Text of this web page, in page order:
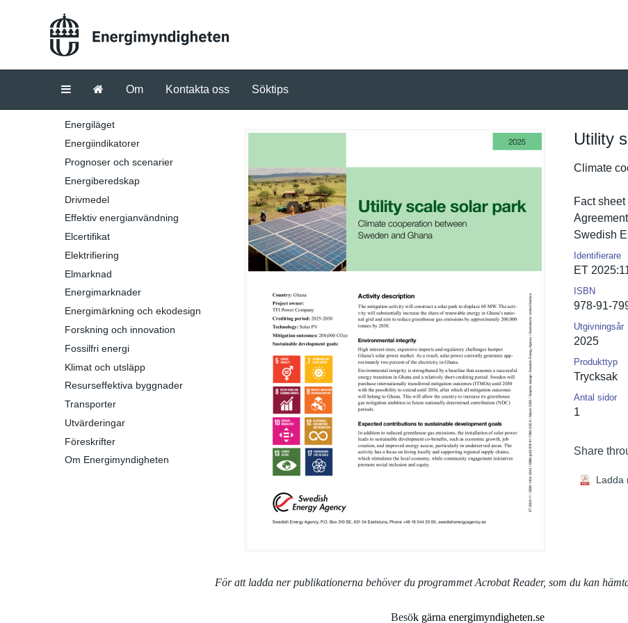
Om Kontakta oss Söktips
Energiläget
Energiindikatorer
Prognoser och scenarier
Energiberedskap
Drivmedel
Effektiv energianvändning
Elcertifikat
Elektrifiering
Elmarknad
Energimarknader
Energimärkning och ekodesign
Forskning och innovation
Fossilfri energi
Klimat och utsläpp
Resurseffektiva byggnader
Transporter
Utvärderingar
Föreskrifter
Om Energimyndigheten
Utility
Climate
Fact
Swedish
Identifierare
ET
ISBN
978-91-
Utgivningsår
2025
Produkttyp
Trycksak
Antal sidor
1
Share
Ladda
För att ladda ner publikationerna behöver du programmet Acrobat Reader, som du kan
Besök gärna energimyndigheten.se